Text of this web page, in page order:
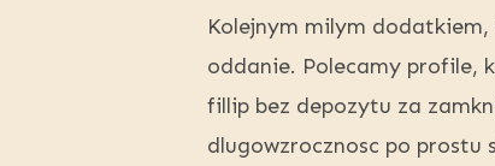
Kolejnym milym
oddanie. Polecamy profile,
fillip bez depozytu za
dlugowzrocznosc po